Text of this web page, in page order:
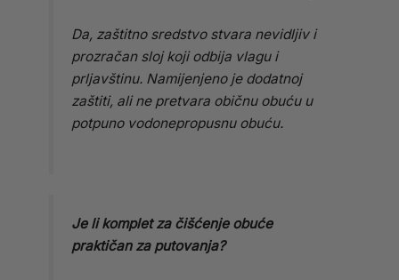
Da, zaštitno sredstvo stvara nevidljiv i
prozračan sloj koji odbija vlagu i
prljavštinu. Namijenjeno je dodatnoj
zaštiti, ali ne pretvara običnu obuću u
potpuno vodonepropusnu obuću.
Je li komplet za čišćenje obuće
praktičan za putovanja?